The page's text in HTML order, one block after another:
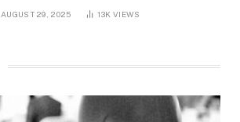
AUGUST 29, 2025 13KVIEWS